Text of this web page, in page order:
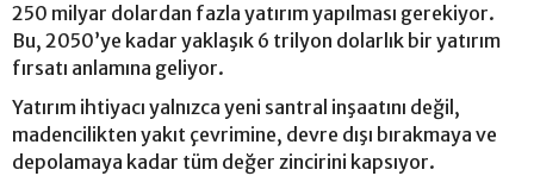
250 milyar dolardan fazla yatırım yapılması gerekiyor.
Bu, 2050’ye kadar yaklaşık 6 trilyon dolarlık bir yatırım
fırsatı anlamına geliyor.
Yatırım ihtiyacı yalnızca yeni santral inşaatını değil,
madencilikten yakıt çevrimine, devre dışı bırakmaya ve
depolamaya kadar tüm değer zincirini kapsıyor.